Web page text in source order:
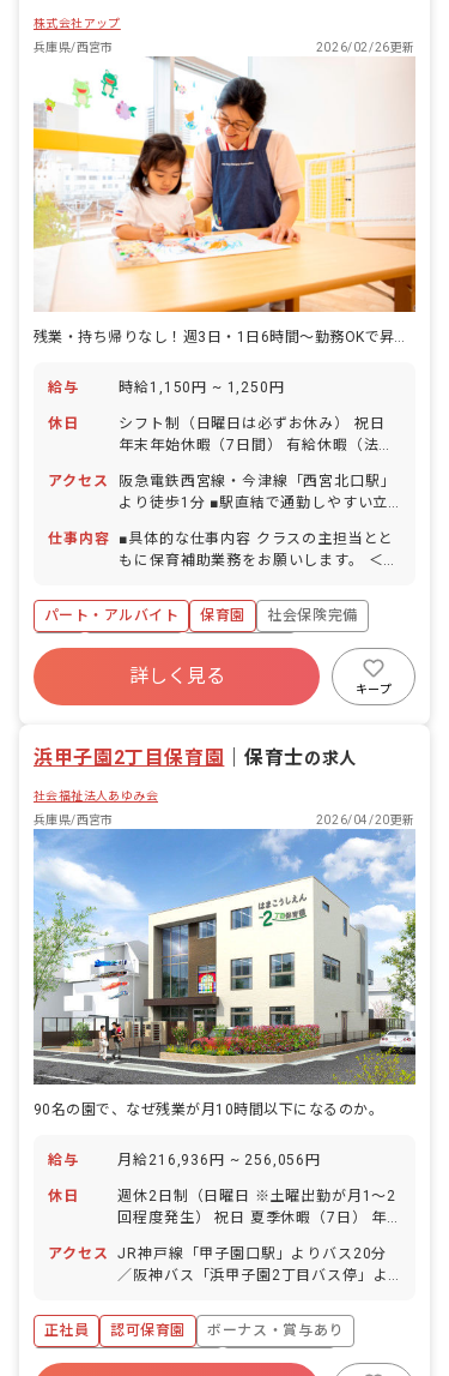
株式会社アップ
兵庫県/西宮市
2026/02/26更新
給与 時給1,150円 ~ 1,250円
休日
シフト制（日曜日は必ずお休み） 祝日
年末年始休暇（7日間） 有給休暇（法定
（希望者の100％が取得／復帰）
アクセス
阪急電鉄西宮線・今津線「西宮北口駅」
より徒歩1分 ■駅直結で通勤しやすい立
（ACTA西宮従業員用駐輪場あり※有
料）
仕事内容
■具体的な仕事内容 クラスの主担当とと
もに保育補助業務をお願いします。 ＜ク
フ2～3名 1歳児クラス 8名／スタッフ2
～3名 2歳児クラス 8名／スタッフ2～3
名 3歳児クラス 7名／スタッフ1～2名
4歳児クラス 7名／スタッフ1～2名 5歳
児クラス 7名／スタッフ1～2名 ■保育
理念（保育への想い・大切にしているこ
わたしたちは、子ども達の健やかな成
できた」のそばにいつも寄り添う保育園
パート・アルバイト 保育園
社会保険完備
有給
残業少なめ
産休育休制度
未経験歓迎
詳しく見る
キープ
浜甲子園2丁目保育園 ｜保育士の求人
社会福祉法人あゆみ会
兵庫県/西宮市
2026/04/20更新
90名の園で、なぜ残業が月10時間以下になるのか。
給与 月給216,936円 ~ 256,056円
休日
週休2日制（日曜日 ※土曜出勤が月1～2
回程度発生） 祝日 夏季休暇（7日） 年
（取得率90％以上！／初年度は入職6カ
月経過後10日付与 ※前倒し制度あり）
産前産後・育児休暇（法人内取得率
100％・復帰実績あり！） ※年間休日
112日 ■有給取得しやすい環境です。 お
アクセス
JR神戸線「甲子園口駅」よりバス20分
／阪神バス「浜甲子園2丁目バス停」よ
料駐輪場あり）
正社員 認可保育園
ボーナス・賞与あり
寮・住宅・家賃補助あり
社会保険完備